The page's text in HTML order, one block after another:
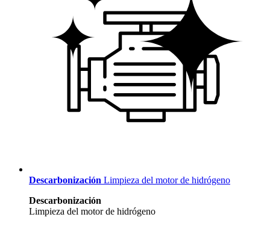
Descarbonización Limpieza del motor de hidrógeno
Descarbonización
Limpieza del motor de hidrógeno